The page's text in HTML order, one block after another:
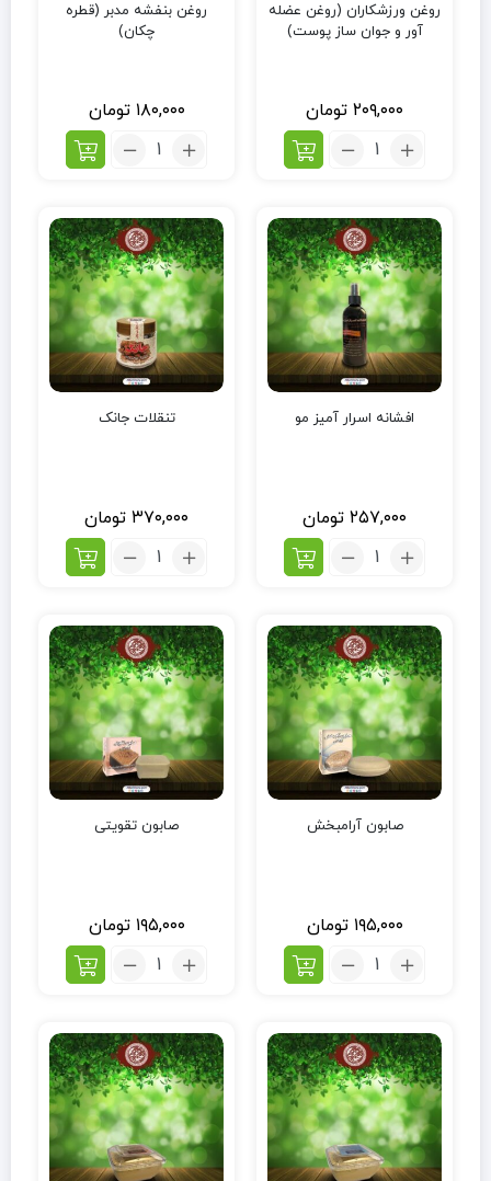
روغن ورزشکاران (روغن عضله
آور و جوان ساز پوست)
۲۰۹,۰۰۰ تومان
روغن بنفشه مدبر (قطره
چکان)
۱۸۰,۰۰۰ تومان
افشانه اسرار آمیز مو
۲۵۷,۰۰۰ تومان
تنقلات جانک
۳۷۰,۰۰۰ تومان
صابون آرامبخش
۱۹۵,۰۰۰ تومان
صابون تقویتی
۱۹۵,۰۰۰ تومان